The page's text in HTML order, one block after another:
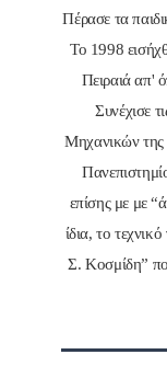
Πέρασε τα
Το 1998
Πειραιά απ'
Συνέχισε
Μηχανικών της
επίσης με με
ίδια, το
Σ. Κοσμίδη”